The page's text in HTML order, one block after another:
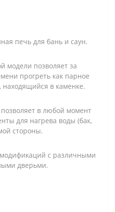
печь для бань и саун.
модели позволяет за
прогреть как парное
в каменке.
в любой момент
для нагрева воды (бак,
стороны.
с различными
дверьми.